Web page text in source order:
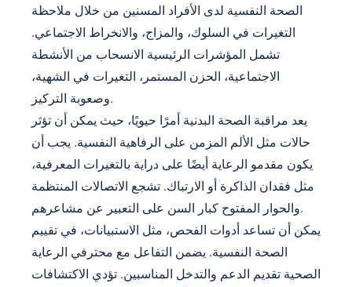
الصحة النفسية لدى الأفراد المسنين من خلال ملاحظة
التغيرات في السلوك، والمزاج، والانخراط الاجتماعي.
تشمل المؤشرات الرئيسية الانسحاب من الأنشطة
الاجتماعية، الحزن المستمر، التغيرات في الشهية،
وصعوبة التركيز.
يعد مراقبة الصحة البدنية أمرًا حيويًا، حيث يمكن أن تؤثر
حالات مثل الألم المزمن على الرفاهية النفسية. يجب أن
يكون مقدمو الرعاية أيضًا على دراية بالتغيرات المعرفية،
مثل فقدان الذاكرة أو الارتباك. تشجع الاتصالات المنتظمة
والحوار المفتوح كبار السن على التعبير عن مشاعرهم.
يمكن أن تساعد أدوات الفحص، مثل الاستبيانات، في تقييم
الصحة النفسية. يضمن التفاعل مع محترفي الرعاية
الصحية تقديم الدعم والتدخل المناسبين. تؤدي الاكتشافات